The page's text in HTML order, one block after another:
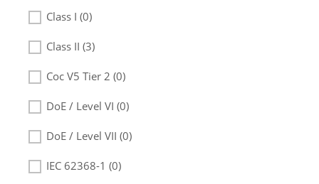
Class I (0)
Class II (3)
Coc V5 Tier 2 (0)
DoE / Level VI (0)
DoE / Level VII (0)
IEC 62368-1 (0)